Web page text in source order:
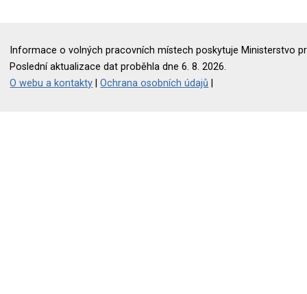
Informace o volných pracovních místech poskytuje Ministerstvo
Poslední aktualizace dat proběhla dne 6. 8. 2026.
O webu a kontakty |Ochrana osobních údajů